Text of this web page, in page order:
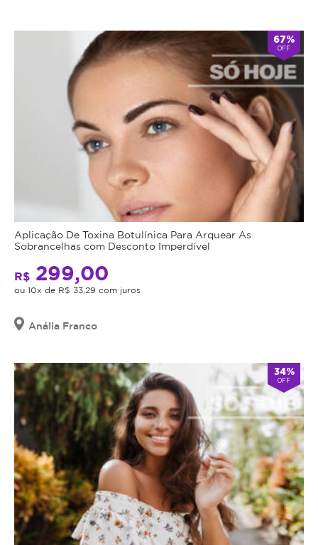
67%
OFF
Aplicação De Toxina Botulínica Para Arquear As
Sobrancelhas com Desconto Imperdível
R$ 299,00
ou 10x de R$ 33,29 com juros
Anália Franco
34%
OFF